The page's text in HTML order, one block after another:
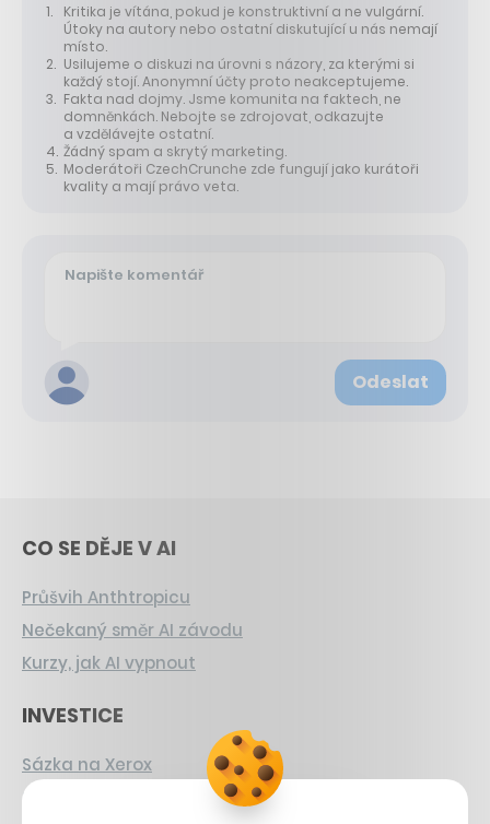
Kritika je vítána, pokud je konstruktivní a ne vulgární.
Útoky na autory nebo ostatní diskutující u nás nemají
místo.
Usilujeme o diskuzi na úrovni s názory, za kterými si
každý stojí. Anonymní účty proto neakceptujeme.
Fakta nad dojmy. Jsme komunita na faktech, ne
domněnkách. Nebojte se zdrojovat, odkazujte
a vzdělávejte ostatní.
Žádný spam a skrytý marketing.
Moderátoři CzechCrunche zde fungují jako kurátoři
kvality a mají právo veta.
Odeslat
CO SE DĚJE V AI
Průšvih Anthtropicu
Nečekaný směr AI závodu
Kurzy, jak AI vypnout
INVESTICE
Sázka na Xerox
Strnad v Pirelli